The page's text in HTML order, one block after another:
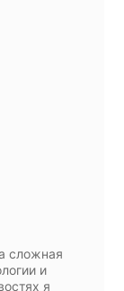
сложная
и
я